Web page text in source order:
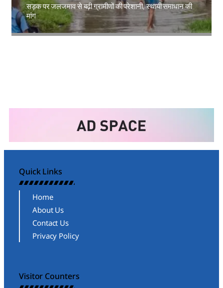
सड़क पर जलजमाव से बढ़ी ग्रामीणों की परेशानी, स्थायी समाधान की
मांग
Amit Lekh
Quick Links
Home
About Us
Contact Us
Privacy Policy
Visitor Counters